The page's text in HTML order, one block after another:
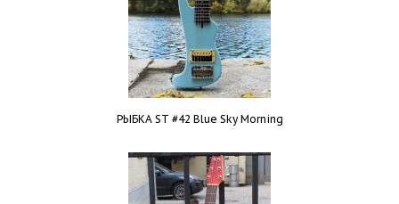
РЫБКА ST #42 Blue Sky Morning